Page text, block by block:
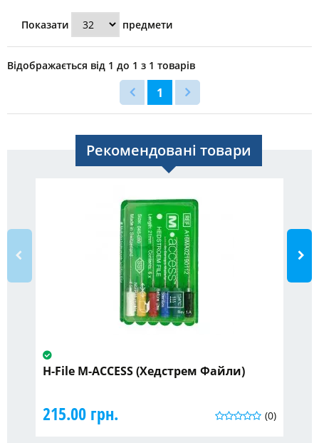
Показати предмети
Відображається від 1 до 1 з 1 товарів
1
Рекомендовані товари
H-File M-ACCESS (Хедстрем Файли)
(0)
215.00 грн.